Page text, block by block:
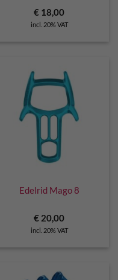
€ 18,00
incl. 20% VAT
Edelrid Mago 8
€ 20,00
incl. 20% VAT